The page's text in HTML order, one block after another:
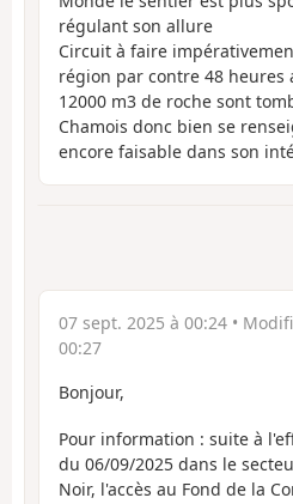
régulant son allure
Circuit à faire
région par contre 48 heures
12000 m3 de roche sont
Chamois donc bien se
encore faisable dans son
07 sept. 2025 à 00:24 •
00:27
Bonjour,
Pour information : suite à
du 06/09/2025 dans le
Noir, l'accès au Fond de la